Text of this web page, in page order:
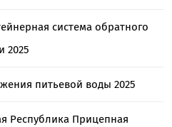
система обратного
2025
питьевой воды 2025
Республика Прицепная